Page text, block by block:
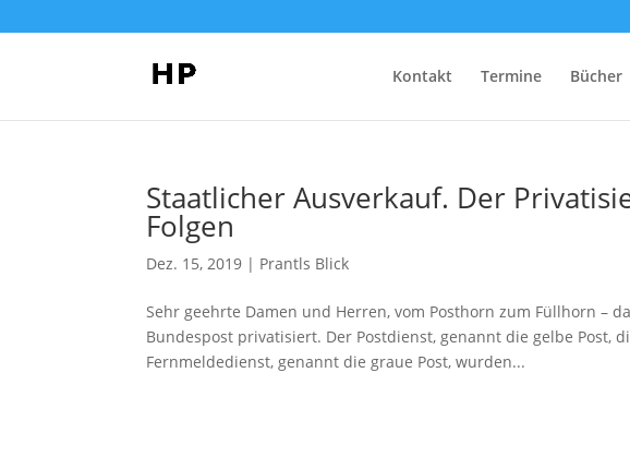
Kontakt Termine Bücher
Staatlicher Ausverkauf. Der
Folgen
Dez. 15, 2019 | Prantls Blick
Sehr geehrte Damen und Herren, vom Posthorn zum Füllhorn –
Bundespost privatisiert. Der Postdienst, genannt die gelbe Post,
Fernmeldedienst, genannt die graue Post, wurden...